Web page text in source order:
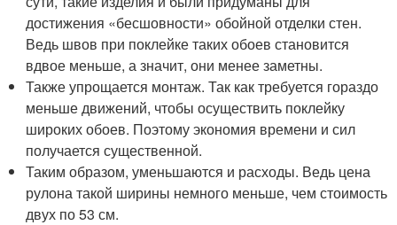
достижения «бесшовности» обойной отделки стен.
Ведь швов при поклейке таких обоев становится
вдвое меньше, а значит, они менее заметны.
Также упрощается монтаж. Так как требуется гораздо
меньше движений, чтобы осуществить поклейку
широких обоев. Поэтому экономия времени и сил
получается существенной.
Таким образом, уменьшаются и расходы. Ведь цена
рулона такой ширины немного меньше, чем стоимость
двух по 53 см.